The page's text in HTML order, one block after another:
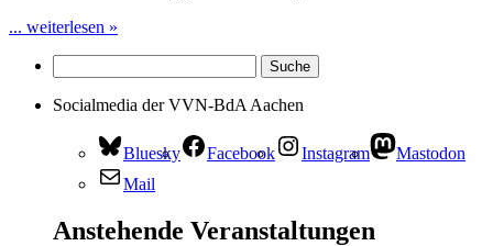
... weiterlesen »
Socialmedia der VVN-BdA Aachen
Bluesky Facebook Instagram
Mastodon
Mail
Anstehende Veranstaltungen